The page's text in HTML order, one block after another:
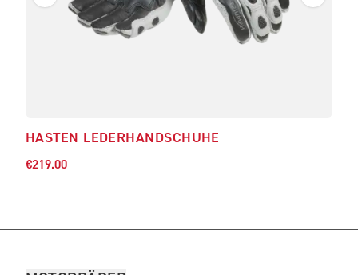
HASTEN LEDERHANDSCHUHE
€219.00